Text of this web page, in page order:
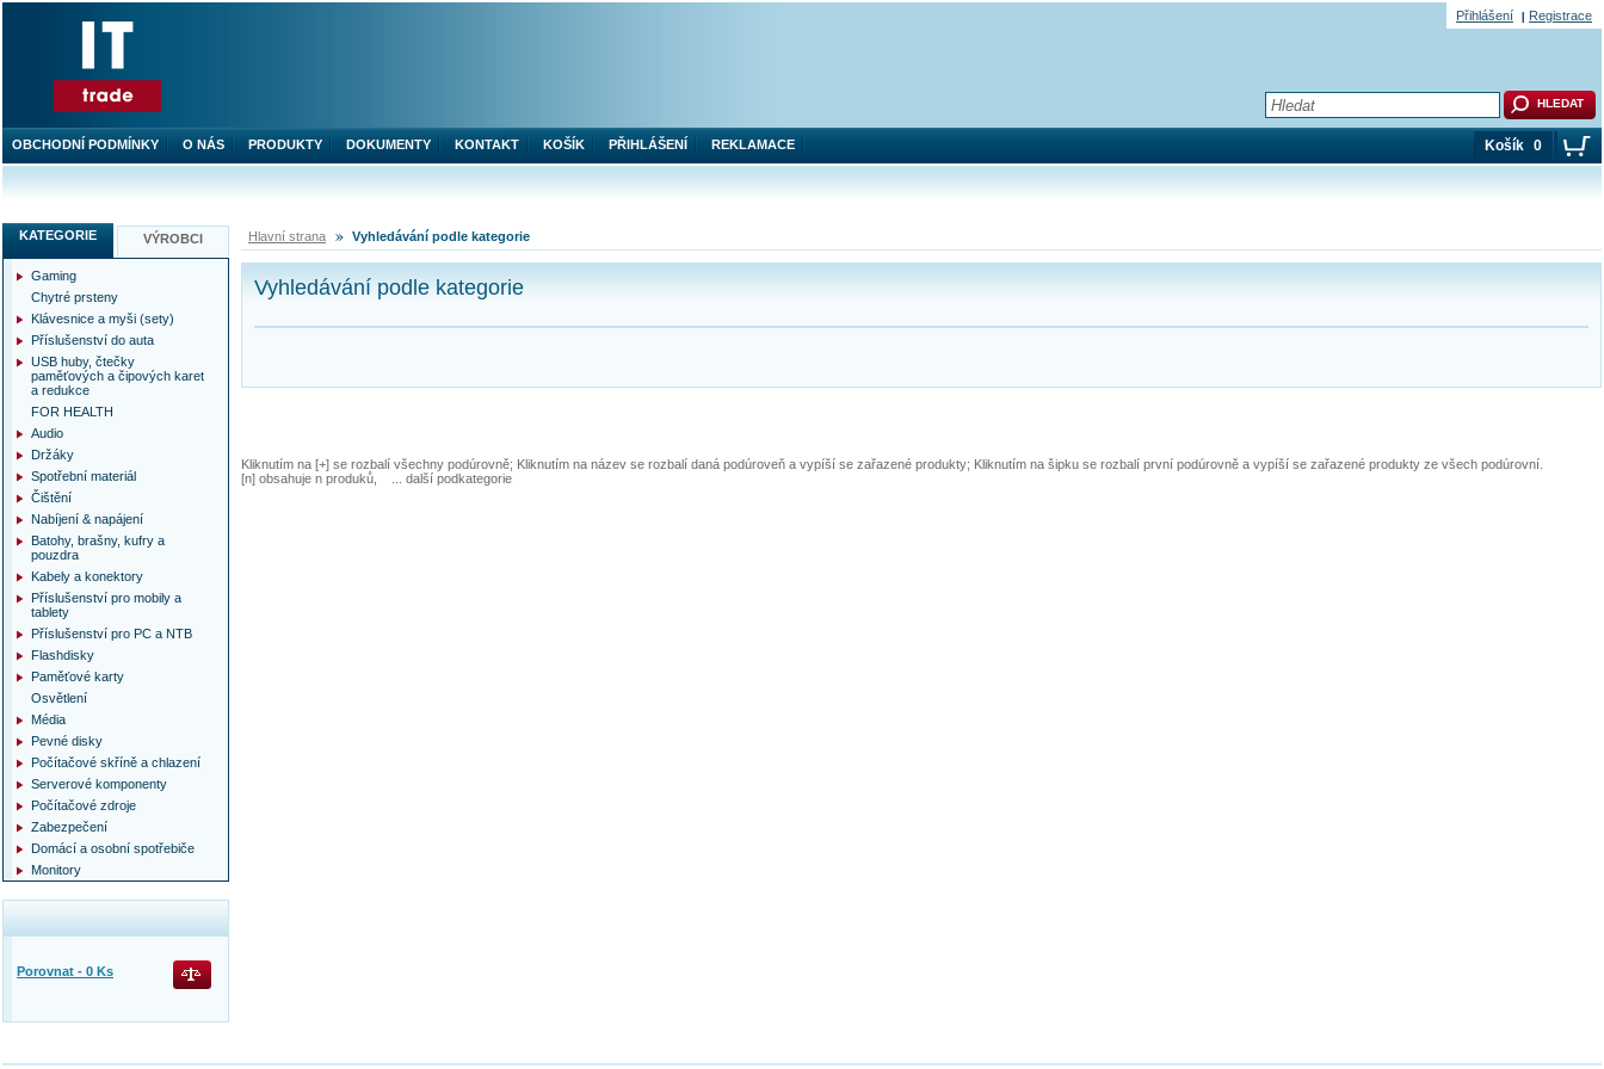
Hlavní strana Vyhledávání podle kategorie
Vyhledávání podle kategorie
Kliknutím na [+] se rozbalí všechny podúrovně; Kliknutím na název se rozbalí daná podúroveň a vypíší se zařazené produkty; Kliknutím na šipku se rozbalí první podúrovně a vypíší se zařazené produkty ze všech podúrovní.
[n] obsahuje n produků, ... další podkategorie
KATEGORIE VÝROBCI
Gaming
Chytré prsteny
Klávesnice a myši (sety)
Příslušenství do auta
USB huby, čtečky
paměťových a čipových karet
a redukce
FOR HEALTH
Audio
Držáky
Spotřební materiál
Čištění
Nabíjení & napájení
Batohy, brašny, kufry a
pouzdra
Kabely a konektory
Příslušenství pro mobily a
tablety
Příslušenství pro PC a NTB
Flashdisky
Paměťové karty
Osvětlení
Média
Pevné disky
Počítačové skříně a chlazení
Serverové komponenty
Počítačové zdroje
Zabezpečení
Domácí a osobní spotřebiče
Monitory
Porovnat - 0 Ks
OBCHODNÍ PODMÍNKY O NÁS PRODUKTY DOKUMENTY KONTAKT KOŠÍK PŘIHLÁŠENÍ REKLAMACE Košík 0
Přihlášení Registrace